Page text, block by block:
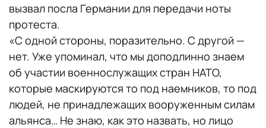
вызвал посла Германии для передачи ноты
протеста.
«С одной стороны, поразительно. С другой —
нет. Уже упоминал, что мы доподлинно знаем
об участии военнослужащих стран НАТО,
которые маскируются то под наемников, то под
людей, не принадлежащих вооруженным силам
альянса… Не знаю, как это назвать, но лицо